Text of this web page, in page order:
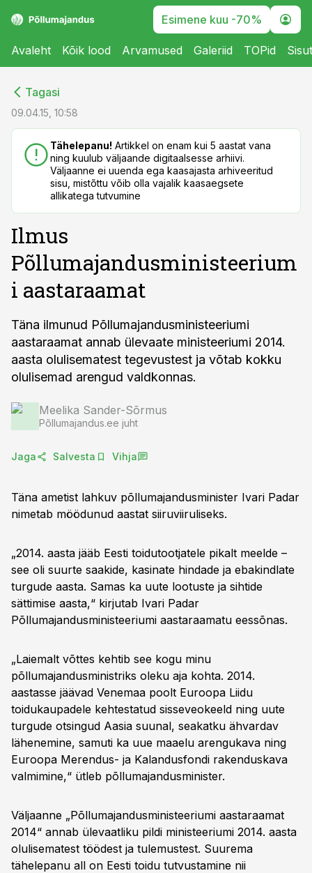
Esimene kuu -70%
Avaleht Kõik lood Arvamused Galeriid TOPid
Tagasi
09.04.15, 10:58
Tähelepanu! Artikkel on enam kui 5 aastat vana
ning kuulub väljaande digitaalsesse arhiivi.
Väljaanne ei uuenda ega kaasajasta arhiveeritud
sisu, mistõttu võib olla vajalik kaasaegsete
allikatega tutvumine
Ilmus
Põllumajandusministeerium
i aastaraamat
Täna ilmunud Põllumajandusministeeriumi
aastaraamat annab ülevaate ministeeriumi 2014.
aasta olulisematest tegevustest ja võtab kokku
olulisemad arengud valdkonnas.
Meelika Sander-Sõrmus
Põllumajandus.ee juht
Jaga Salvesta Vihja
Täna ametist lahkuv põllumajandusminister Ivari Padar
nimetab möödunud aastat siiruviiruliseks.
„2014. aasta jääb Eesti toidutootjatele pikalt meelde –
see oli suurte saakide, kasinate hindade ja ebakindlate
turgude aasta. Samas ka uute lootuste ja sihtide
sättimise aasta,“ kirjutab Ivari Padar
Põllumajandusministeeriumi aastaraamatu eessõnas.
„Laiemalt võttes kehtib see kogu minu
põllumajandusministriks oleku aja kohta. 2014.
aastasse jäävad Venemaa poolt Euroopa Liidu
toidukaupadele kehtestatud sisseveokeeld ning uute
turgude otsingud Aasia suunal, seakatku ähvardav
lähenemine, samuti ka uue maaelu arengukava ning
Euroopa Merendus- ja Kalandusfondi rakenduskava
valmimine,“ ütleb põllumajandusminister.
Väljaanne „Põllumajandusministeeriumi aastaraamat
2014“ annab ülevaatliku pildi ministeeriumi 2014. aasta
olulisematest töödest ja tulemustest. Suurema
tähelepanu all on Eesti toidu tutvustamine nii